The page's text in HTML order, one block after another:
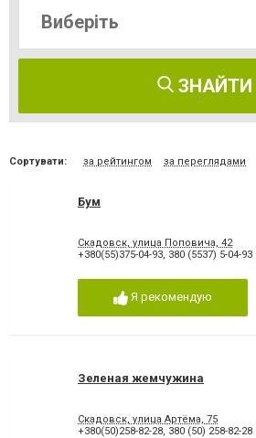
ЗНАЙТИ
Сортувати: за рейтингом за переглядами
Бум
Скадовск, улица Поповича, 42
+380(55)375-04-93, 380 (5537) 5-04-93
Я рекомендую
Зеленая жемчужина
Скадовск, улица Артёма, 75
+380(50)258-82-28, 380 (50) 258-82-28